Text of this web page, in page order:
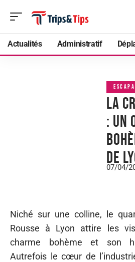
Actualités Administratif
La
: un
de
07/04/
Niché sur une colline, le
Rousse à Lyon attire les
charme bohème et son
Autrefois le cœur de